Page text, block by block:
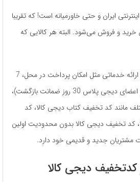
ایران و حتی خاورمیانه است! که تقریبا
و فروش می‌شود. البته هر کالایی که
فروشگاه اینترنتی دیجی کالا با ارائه خدماتی مثل امکان پرداخت در محل، 7
روز ضمانت بازگشت کالا (برای اعضای دیجی پلاس 30 روز ضمانت بازگشت)،
مانند کد تخفیف کتاب دیجی کالا، کد
کد تخفیف دیجی کالا بدون محدودیت اولین
جدید و قدیمی خود دارد.
کدتخفیف دیجی کالا